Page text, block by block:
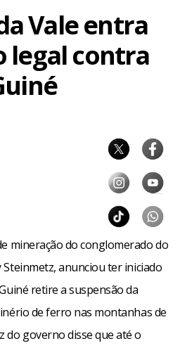
Vale entra
legal contra
mineração do conglomerado do
anunciou ter iniciado
retire a suspensão da
de ferro nas montanhas de
do governo disse que até o